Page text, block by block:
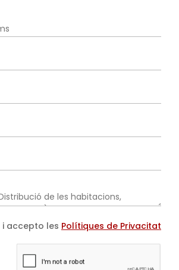
i accepto les Polítiques de Privacitat